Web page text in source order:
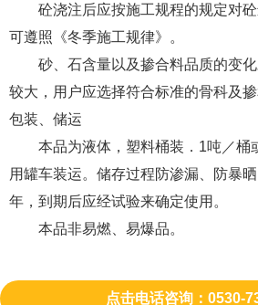
砼浇注后应按施工规程的规定对砼
可遵照《冬季施工规律》。
砂、石含量以及掺合料品质的变化
较大，用户应选择符合标准的骨科及掺
包装、储运
本品为液体，塑料桶装．1吨／桶
用罐车装运。储存过程防渗漏、防暴
年，到期后应经试验来确定使用。
本品非易燃、易爆品。
点击电话咨询：0530-